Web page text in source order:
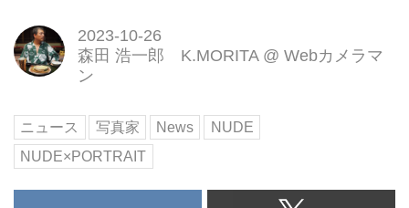
2023-10-26
森田 浩一郎 K.MORITA @ Webカメラマ
ン
ニュース 写真家 News
NUDE
NUDE×PORTRAIT